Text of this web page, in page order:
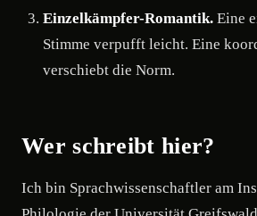
Einzelkämpfer-Romantik. Eine
Stimme verpufft leicht. Eine
verschiebt die Norm.
Wer schreibt hier?
Ich bin Sprachwissenschaftler am